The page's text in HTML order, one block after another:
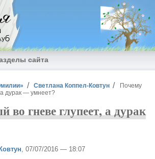
сайта
Светлана Коппел-Ковтун
Почему
а дурак — умнеет?
гневе глупеет, а дурак
, 07/07/2016 — 18:07